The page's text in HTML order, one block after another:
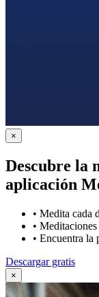
×
Descubre la
aplicación
• Medita cada
•
• Encuentra la
Descargar gratis
×